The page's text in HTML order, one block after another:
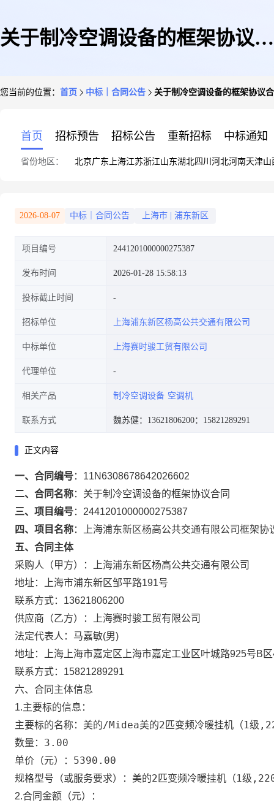
关于制冷空调设备的框架协议合
您当前的位置： 首页 中标｜合同公告 关于制冷空调设备的框架协议
首页 招标预告 招标公告 重新招标 中标通知
省份地区： 北京广东 上海江苏浙江山东湖北四川 河北河南天津山
2026-08-07 中标｜合同公告 上海市 浦东新区
项目编号 2441201000000275387
发布时间 2026-01-28 15:58:13
投标截止时间
招标单位 上海浦东新区杨高公共交通有限公司
中标单位 上海赛时骏工贸有限公司
代理单位
相关产品 制冷空调设备 空调机
联系方式 魏苏健：13621806200：15821289291
正文内容
一、合同编号： 11N6308678642026602
二、合同名称： 关于制冷空调设备的框架协议合同
三、项目编号： 2441201000000275387
四、项目名称：
上海浦东新区杨高公共交通有限公司框架协
五、合同主体
采购人（甲方）： 上海浦东新区杨高公共交通有限公司
地址：
上海市浦东新区邹平路191号
联系方式： 13621806200
供应商（乙方）：
上海赛时骏工贸有限公司
法定代表人： 马嘉敏(男)
地址：
上海上海市嘉定区上海市嘉定工业区叶城路925号B
联系方式： 15821289291
六、合同主体信息
1.主要标的信息：
主要标的名称： 美的/Midea美的2匹变频冷暖挂机（1级
数量： 3.00
单价（元）： 5390.00
规格型号（或服务要求）： 美的2匹变频冷暖挂机（1级
2.合同金额（元）：